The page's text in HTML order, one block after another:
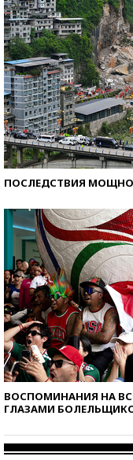
ПОСЛЕДСТВИЯ
ВОСПОМИНАНИЯ НА
ГЛАЗАМИ